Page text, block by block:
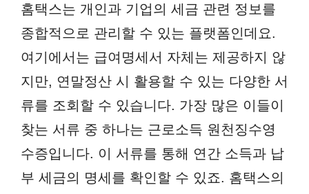
홈택스는 개인과 기업의 세금 관련 정보를
종합적으로 관리할 수 있는 플랫폼인데요.
여기에서는 급여명세서 자체는 제공하지 않
지만, 연말정산 시 활용할 수 있는 다양한 서
류를 조회할 수 있습니다. 가장 많은 이들이
찾는 서류 중 하나는 근로소득 원천징수영
수증입니다. 이 서류를 통해 연간 소득과 납
부 세금의 명세를 확인할 수 있죠. 홈택스의